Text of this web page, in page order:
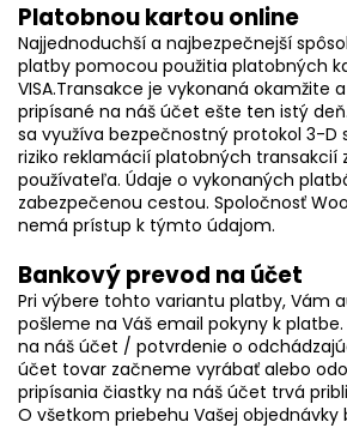
Platobnou kartou online
Najjednoduchší a najbezpečnejší
platby pomocou použitia platobných
VISA.Transakce je vykonaná okamžite
pripísané na náš účet ešte ten istý
sa využíva bezpečnostný protokol 3-D
riziko reklamácií platobných transakcií
používateľa. Údaje o vykonaných
zabezpečenou cestou. Spoločnosť
nemá prístup k týmto údajom.
Bankový prevod na účet
Pri výbere tohto variantu platby, Vám
pošleme na Váš email pokyny k
na náš účet / potvrdenie o
účet tovar začneme vyrábať alebo
pripísania čiastky na náš účet trvá
O všetkom priebehu Vašej